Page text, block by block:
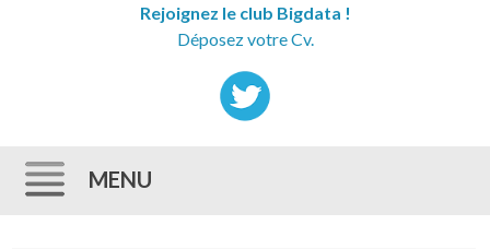
Rejoignez le club Bigdata !
Déposez votre Cv.
MENU